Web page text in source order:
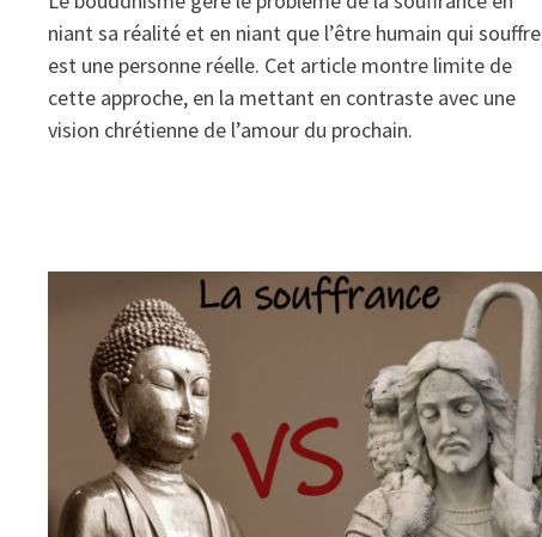
niant sa réalité et en niant que l’être humain qui souffre
est une personne réelle. Cet article montre limite de
cette approche, en la mettant en contraste avec une
vision chrétienne de l’amour du prochain.